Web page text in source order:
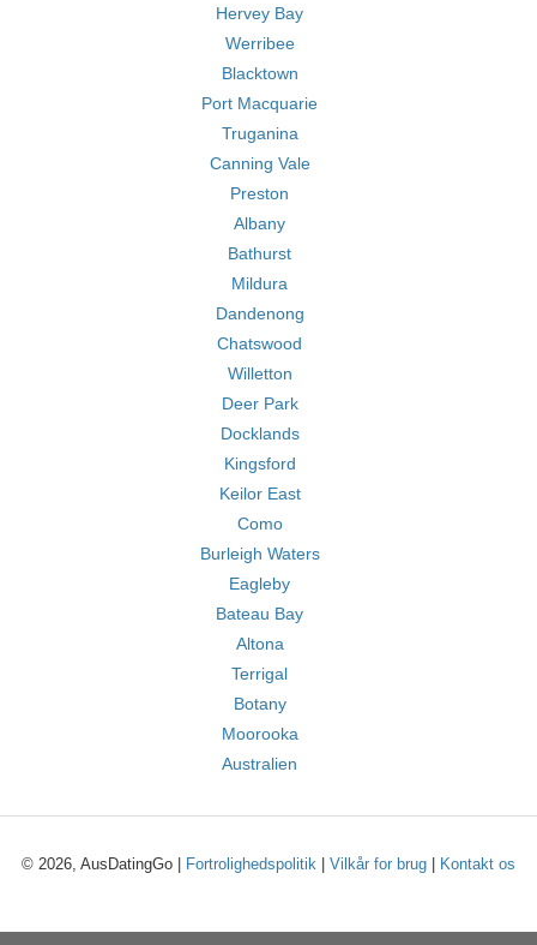
Hervey Bay
Werribee
Blacktown
Port Macquarie
Truganina
Canning Vale
Preston
Albany
Bathurst
Mildura
Dandenong
Chatswood
Willetton
Deer Park
Docklands
Kingsford
Keilor East
Como
Burleigh Waters
Eagleby
Bateau Bay
Altona
Terrigal
Botany
Moorooka
Australien
© 2026, AusDatingGo | Fortrolighedspolitik Vilkår for brug Kontakt os